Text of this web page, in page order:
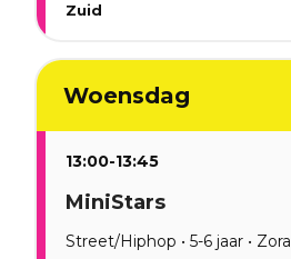
Zuid
Woensdag
13:00-13:45
MiniStars
Street/Hiphop • 5-6 jaar • Zora